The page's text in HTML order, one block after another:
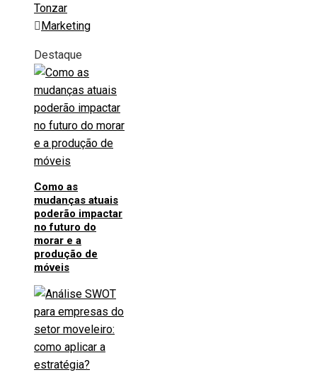
Tonzar
Marketing
Destaque
Como as
mudanças atuais
poderão impactar
no futuro do
morar e a
produção de
móveis